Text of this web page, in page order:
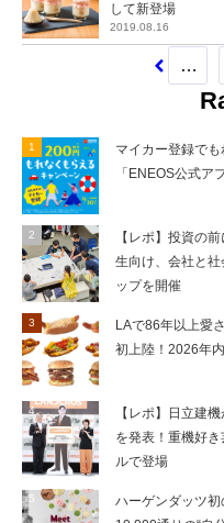
して新登場
2019.08.16
…
マイカー登録で
「ENEOS公式ア
【レポ】投資の
生向け、会社と
ップを開催
LAで86年以上愛
初上陸！2026年
【レポ】日立建
を発表！重機好
ルで登場
ハーゲンダッツ